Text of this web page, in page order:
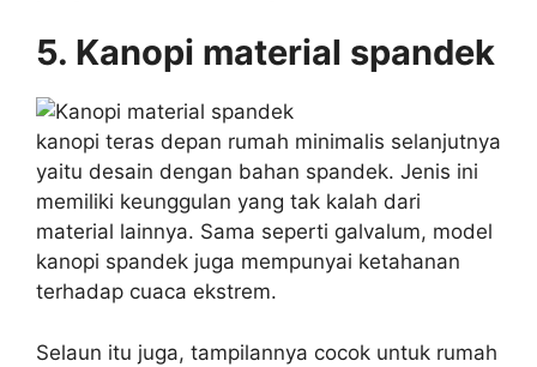
5. Kanopi material spandek
kanopi teras depan rumah minimalis selanjutnya
yaitu desain dengan bahan spandek. Jenis ini
memiliki keunggulan yang tak kalah dari
material lainnya. Sama seperti galvalum, model
kanopi spandek juga mempunyai ketahanan
terhadap cuaca ekstrem.
Selaun itu juga, tampilannya cocok untuk rumah